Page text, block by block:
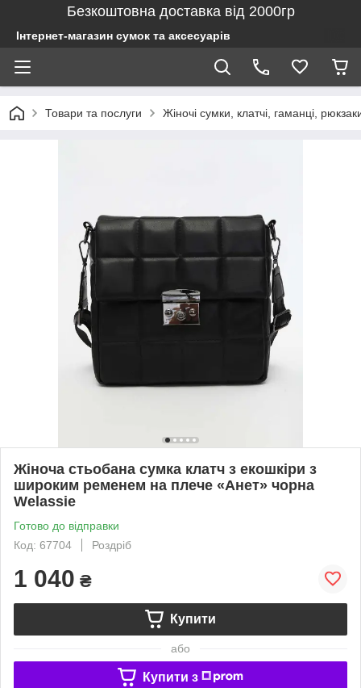
Безкоштовна доставка від 2000гр
Інтернет-магазин сумок та аксесуарів
Товари та послуги Жіночі сумки, клатчі, гаманці,
Жіноча стьобана сумка клатч з екошкіри з
широким ременем на плече «Анет» чорна
Welassie
Готово до відправки
Код: 67704
Роздріб
1 040 ₴
Купити
або
Купити з